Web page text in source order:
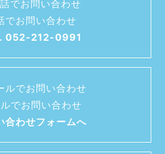
でお問い合わせ
052-212-0991
でお問い合わせ
合わせフォームへ